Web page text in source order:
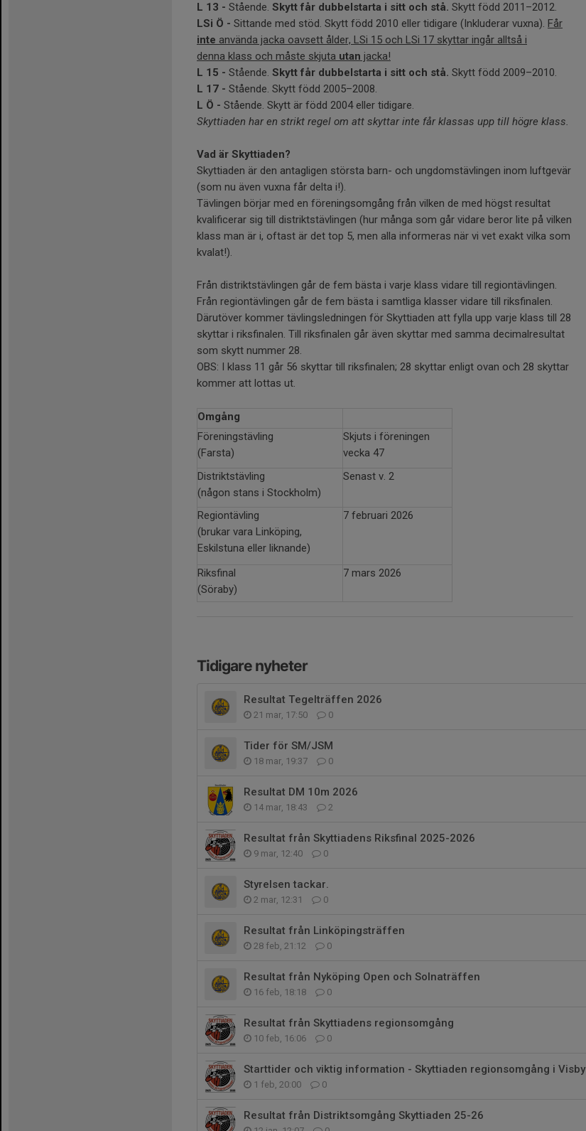
L 13 - Stående. Skytt får dubbelstarta i sitt och stå. Skytt född 2011–2012.
LSi Ö - Sittande med stöd. Skytt född 2010 eller tidigare (Inkluderar vuxna). Får
inte använda jacka oavsett ålder, LSi 15 och LSi 17 skyttar ingår alltså i
denna klass och måste skjuta utan jacka!
L 15 - Stående. Skytt får dubbelstarta i sitt och stå. Skytt född 2009–2010.
L 17 - Stående. Skytt född 2005–2008.
L Ö - Stående. Skytt är född 2004 eller tidigare.
Skyttiaden har en strikt regel om att skyttar inte får klassas upp till högre klass.
Vad är Skyttiaden?
Skyttiaden är den antagligen största barn- och ungdomstävlingen inom luftgevär
(som nu även vuxna får delta i!).
Tävlingen börjar med en föreningsomgång från vilken de med högst resultat
kvalificerar sig till distriktstävlingen (hur många som går vidare beror lite på vilken
klass man är i, oftast är det top 5, men alla informeras när vi vet exakt vilka som
kvalat!).
Från distriktstävlingen går de fem bästa i varje klass vidare till regiontävlingen.
Från regiontävlingen går de fem bästa i samtliga klasser vidare till riksfinalen.
Därutöver kommer tävlingsledningen för Skyttiaden att fylla upp varje klass till 28
skyttar i riksfinalen. Till riksfinalen går även skyttar med samma decimalresultat
som skytt nummer 28.
OBS: I klass 11 går 56 skyttar till riksfinalen; 28 skyttar enligt ovan och 28 skyttar
kommer att lottas ut.
Omgång
Föreningstävling
(Farsta)
Skjuts i föreningen
vecka 47
Distriktstävling
(någon stans i Stockholm)
Senast v. 2
Regiontävling
(brukar vara Linköping,
Eskilstuna eller liknande)
7 februari 2026
Riksfinal
(Söraby)
7 mars 2026
Tidigare nyheter
Resultat Tegelträffen 2026
21 mar, 17:50 0
Tider för SM/JSM
18 mar, 19:37 0
Resultat DM 10m 2026
14 mar, 18:43 2
Resultat från Skyttiadens Riksfinal 2025-2026
9 mar, 12:40 0
Styrelsen tackar.
2 mar, 12:31 0
Resultat från Linköpingsträffen
28 feb, 21:12 0
Resultat från Nyköping Open och Solnaträffen
16 feb, 18:18 0
Resultat från Skyttiadens regionsomgång
10 feb, 16:06 0
Starttider och viktig information - Skyttiaden regionsomgång i Visby
1 feb, 20:00 0
Resultat från Distriktsomgång Skyttiaden 25-26